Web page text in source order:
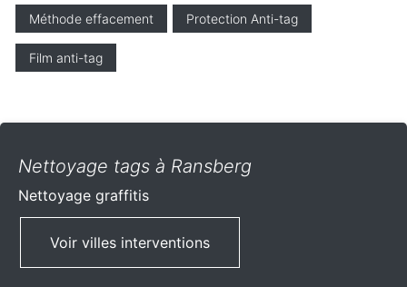
Méthode effacement Protection Anti-tag
Film anti-tag
Nettoyage tags à Ransberg
Nettoyage graffitis
Voir villes interventions